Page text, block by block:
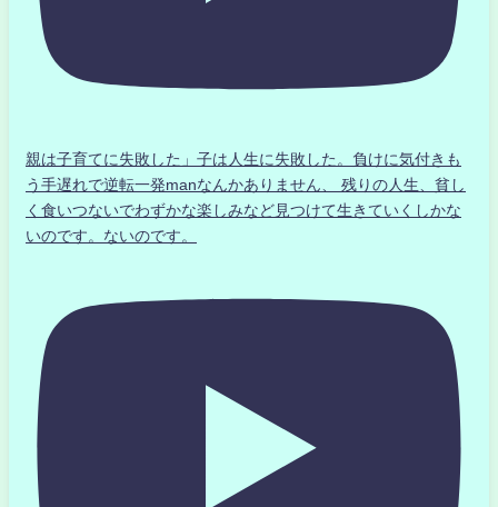
親は子育てに失敗した」子は人生に失敗した。負けに気付きも
う手遅れで逆転一発manなんかありません、 残りの人生、貧し
く食いつないでわずかな楽しみなど見つけて生きていくしかな
いのです。ないのです。